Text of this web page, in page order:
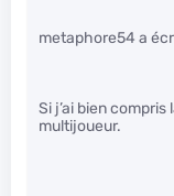
metaphore54 a
Si j’ai bien compris
multijoueur.